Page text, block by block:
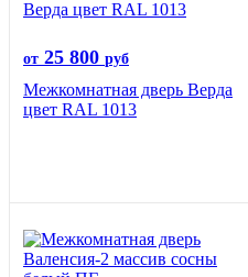
от 25 800 руб
Межкомнатная дверь Верда
цвет RAL 1013